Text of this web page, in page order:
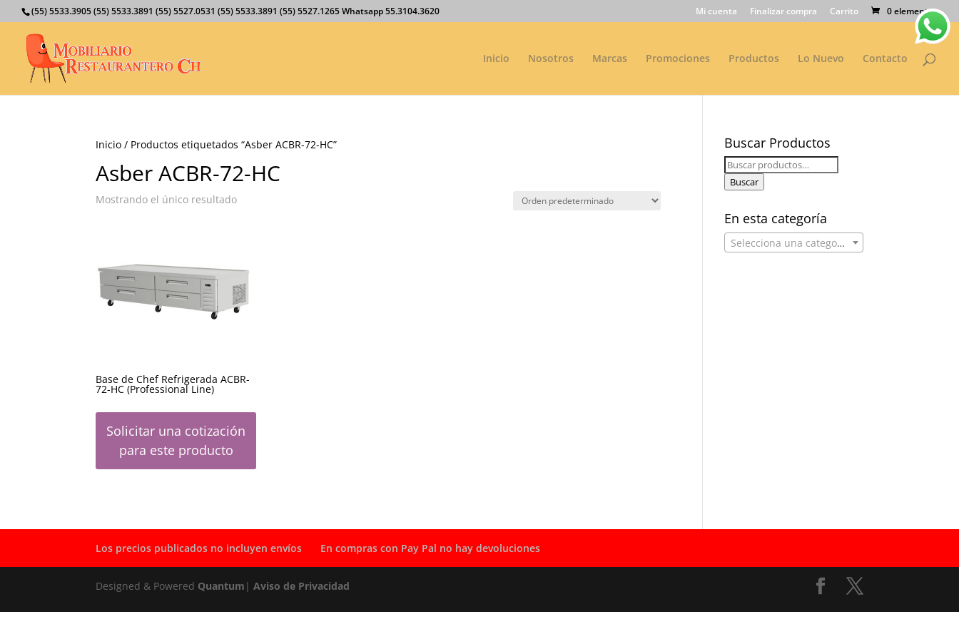
(55) 5533.3905 (55) 5533.3891 (55) 5527.0531 (55) 5533.3891 (55) 5527.1265 Whatsapp 55.3104.3620 Mi cuenta Finalizar compra Carrito 0 elementos
Inicio Nosotros Marcas Promociones Productos Lo Nuevo Contacto
Inicio / Productos etiquetados “Asber ACBR-72-HC”
Asber ACBR-72-HC
Mostrando el único resultado
Base de Chef Refrigerada ACBR-
72-HC (Professional Line)
Solicitar una cotización
para este producto
Buscar Productos
Buscar
por:
Buscar
En esta categoría
Selecciona una categoría
Los precios publicados no incluyen envíos En compras con Pay Pal no hay devoluciones
Designed & Powered Quantum |Aviso de Privacidad